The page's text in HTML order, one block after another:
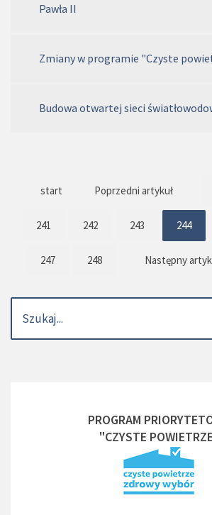
Pawła II
Zmiany w programie "Czyste
Budowa otwartej sieci
start Poprzedni artykuł
241 242 243 244
247 248 Następny
PROGRAM
"CZYSTE